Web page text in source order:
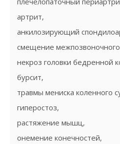
артрит,
анкилозирующий
смещение межпозвоночного
некроз головки бедренной
бурсит,
травмы мениска коленного
гиперостоз,
растяжение мышц,
онемение конечностей,